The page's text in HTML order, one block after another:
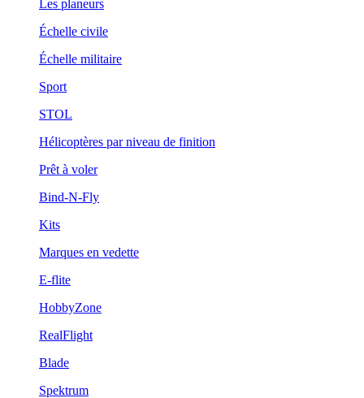
Les planeurs
Échelle civile
Échelle militaire
Sport
STOL
Hélicoptères par niveau de finition
Prêt à voler
Bind-N-Fly
Kits
Marques en vedette
E-flite
HobbyZone
RealFlight
Blade
Spektrum